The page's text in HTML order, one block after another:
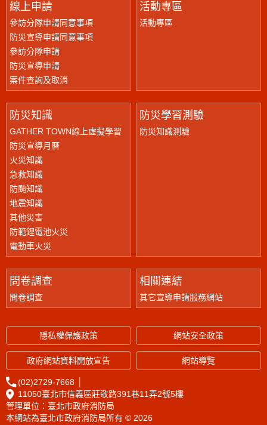
線上申請
參訪分隊申請同意事項
防災宣導申請同意事項
參訪分隊申請
防災宣導申請
案件查詢及取消
活動專區
活動專區
防災知識
GATHER TOWN線上虛擬學習
防災宣導月曆
火災知識
急救知識
防颱知識
地震知識
其他災害
防範鋰電池火災
電動車火災
防災學習測驗
防災知識測驗
問卷調查
問卷調查
相關連結
其它宣導申請服務網站
隱私權保護政策 網站安全政策
政府網站資料開放宣告 網站導覽
(02)2729-7668
11050臺北市信義區莊敬路391巷11弄2號5樓
管理單位：臺北市政府消防局
本網站為臺北市政府消防局所有 © 2026